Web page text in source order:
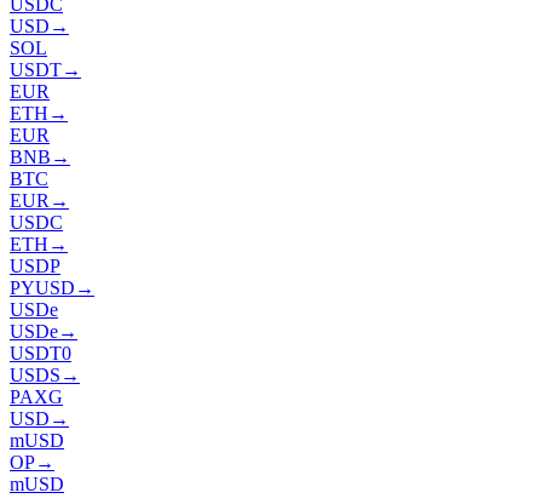
USDC
USD →
SOL
USDT→
EUR
ETH →
EUR
BNB →
BTC
EUR →
USDC
ETH →
USDP
PYUSD →
USDe
USDe→
USDT0
USDS →
PAXG
USD →
mUSD
OP→
mUSD